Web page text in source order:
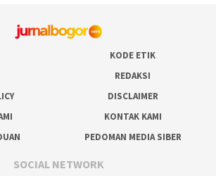
KODE ETIK
REDAKSI
DISCLAIMER
KONTAK KAMI
PEDOMAN MEDIA SIBER
SOCIAL NETWORK